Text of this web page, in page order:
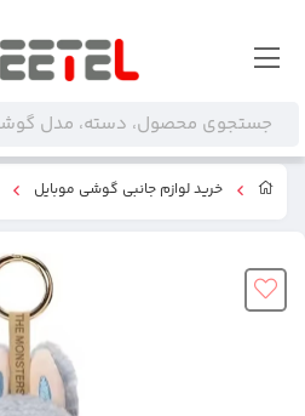
خرید لوازم جانبی گوشی موبایل